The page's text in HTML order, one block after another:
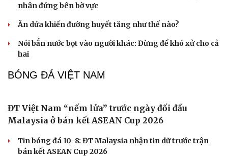
nhân đứng bên bờ vực
Ăn dứa khiến đường huyết tăng như thế nào?
Nói bắn nước bọt vào người khác: Đừng để khó xử cho cả
hai
BÓNG ĐÁ VIỆT NAM